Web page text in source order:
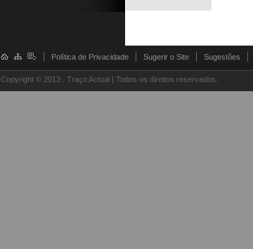
Política de Privacidade Sugerir o Site Sugestões
Copyright © 2013 . Traço Actual | Todos os direitos reservados.